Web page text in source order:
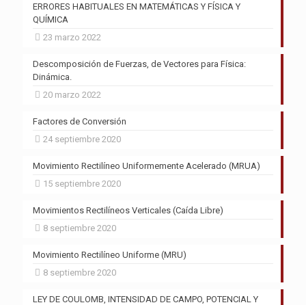
ERRORES HABITUALES EN MATEMÁTICAS Y FÍSICA Y
QUÍMICA
23 marzo 2022
Descomposición de Fuerzas, de Vectores para Física:
Dinámica.
20 marzo 2022
Factores de Conversión
24 septiembre 2020
Movimiento Rectilíneo Uniformemente Acelerado (MRUA)
15 septiembre 2020
Movimientos Rectilíneos Verticales (Caída Libre)
8 septiembre 2020
Movimiento Rectilíneo Uniforme (MRU)
8 septiembre 2020
LEY DE COULOMB, INTENSIDAD DE CAMPO, POTENCIAL Y